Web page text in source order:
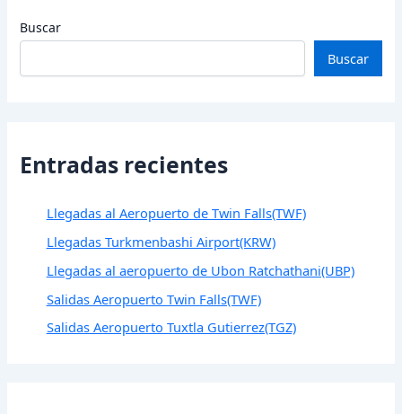
Buscar
Buscar
Entradas recientes
Llegadas al Aeropuerto de Twin Falls(TWF)
Llegadas Turkmenbashi Airport(KRW)
Llegadas al aeropuerto de Ubon Ratchathani(UBP)
Salidas Aeropuerto Twin Falls(TWF)
Salidas Aeropuerto Tuxtla Gutierrez(TGZ)